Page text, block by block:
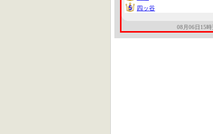
5
5 四ッ谷
08月06日15時